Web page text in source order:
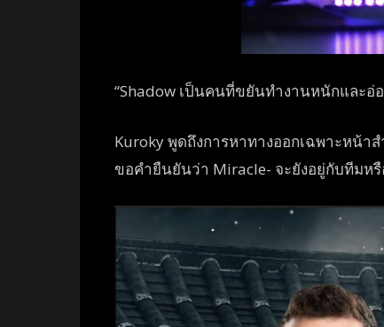
“Shadow เป็นคนที่ขยันทำงานหนักและอ่
Kuroky พูดถึงการหาทางออกเฉพาะหน้า
ขอคำยืนยันว่า Miracle- จะยังอยู่กับทีมห